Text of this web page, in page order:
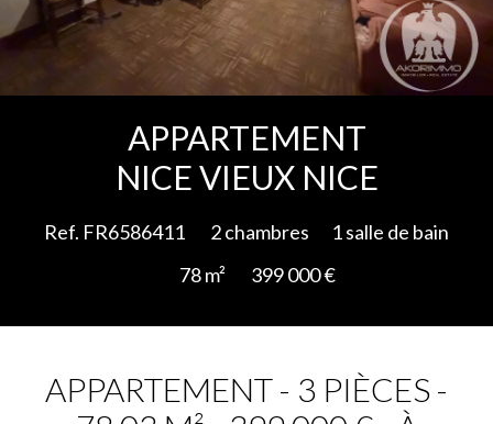
APPARTEMENT
NICE VIEUX NICE
Ref. FR6586411 2 chambres
1 salle de bain
78 m²
399 000 €
APPARTEMENT - 3 PIÈCES -